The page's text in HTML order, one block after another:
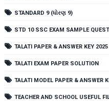
STANDARD 9 (ધોરણ 9)
STD 10 SSC EXAM SAMPLE
TALATI PAPER & ANSWER KEY 2025
TALATI EXAM PAPER SOLUTION
TALATI MODEL PAPER & ANSWER
TEACHER AND SCHOOL USEFUL